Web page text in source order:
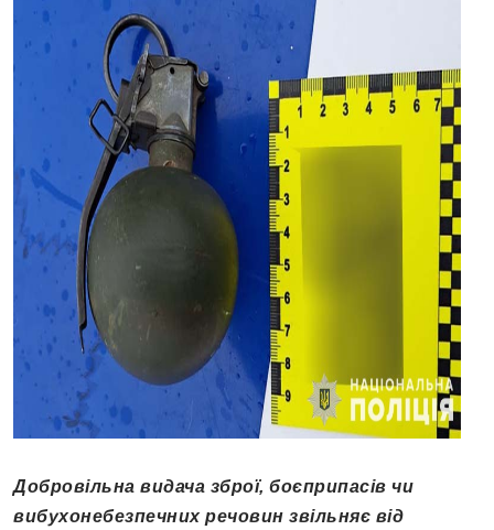
Добровільна видача зброї, боєприпасів чи
вибухонебезпечних речовин звільняє від